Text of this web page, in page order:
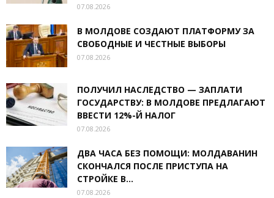
07.08.2026
В МОЛДОВЕ СОЗДАЮТ ПЛАТФОРМУ ЗА
СВОБОДНЫЕ И ЧЕСТНЫЕ ВЫБОРЫ
07.08.2026
ПОЛУЧИЛ НАСЛЕДСТВО — ЗАПЛАТИ
ГОСУДАРСТВУ: В МОЛДОВЕ ПРЕДЛАГАЮТ
ВВЕСТИ 12%-Й НАЛОГ
07.08.2026
ДВА ЧАСА БЕЗ ПОМОЩИ: МОЛДАВАНИН
СКОНЧАЛСЯ ПОСЛЕ ПРИСТУПА НА
СТРОЙКЕ В...
07.08.2026